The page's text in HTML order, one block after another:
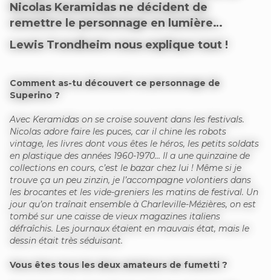
Nicolas Keramidas ne décident de
remettre le personnage en lumière…
Lewis Trondheim nous explique tout !
Comment as-tu découvert ce personnage de
Superino ?
Avec Keramidas on se croise souvent dans les festivals.
Nicolas adore faire les puces, car il chine les robots
vintage, les livres dont vous êtes le héros, les petits soldats
en plastique des années 1960-1970… Il a une quinzaine de
collections en cours, c’est le bazar chez lui ! Même si je
trouve ça un peu zinzin, je l’accompagne volontiers dans
les brocantes et les vide-greniers les matins de festival. Un
jour qu’on traînait ensemble à Charleville-Mézières, on est
tombé sur une caisse de vieux magazines italiens
défraîchis. Les journaux étaient en mauvais état, mais le
dessin était très séduisant.
Vous êtes tous les deux amateurs de fumetti ?